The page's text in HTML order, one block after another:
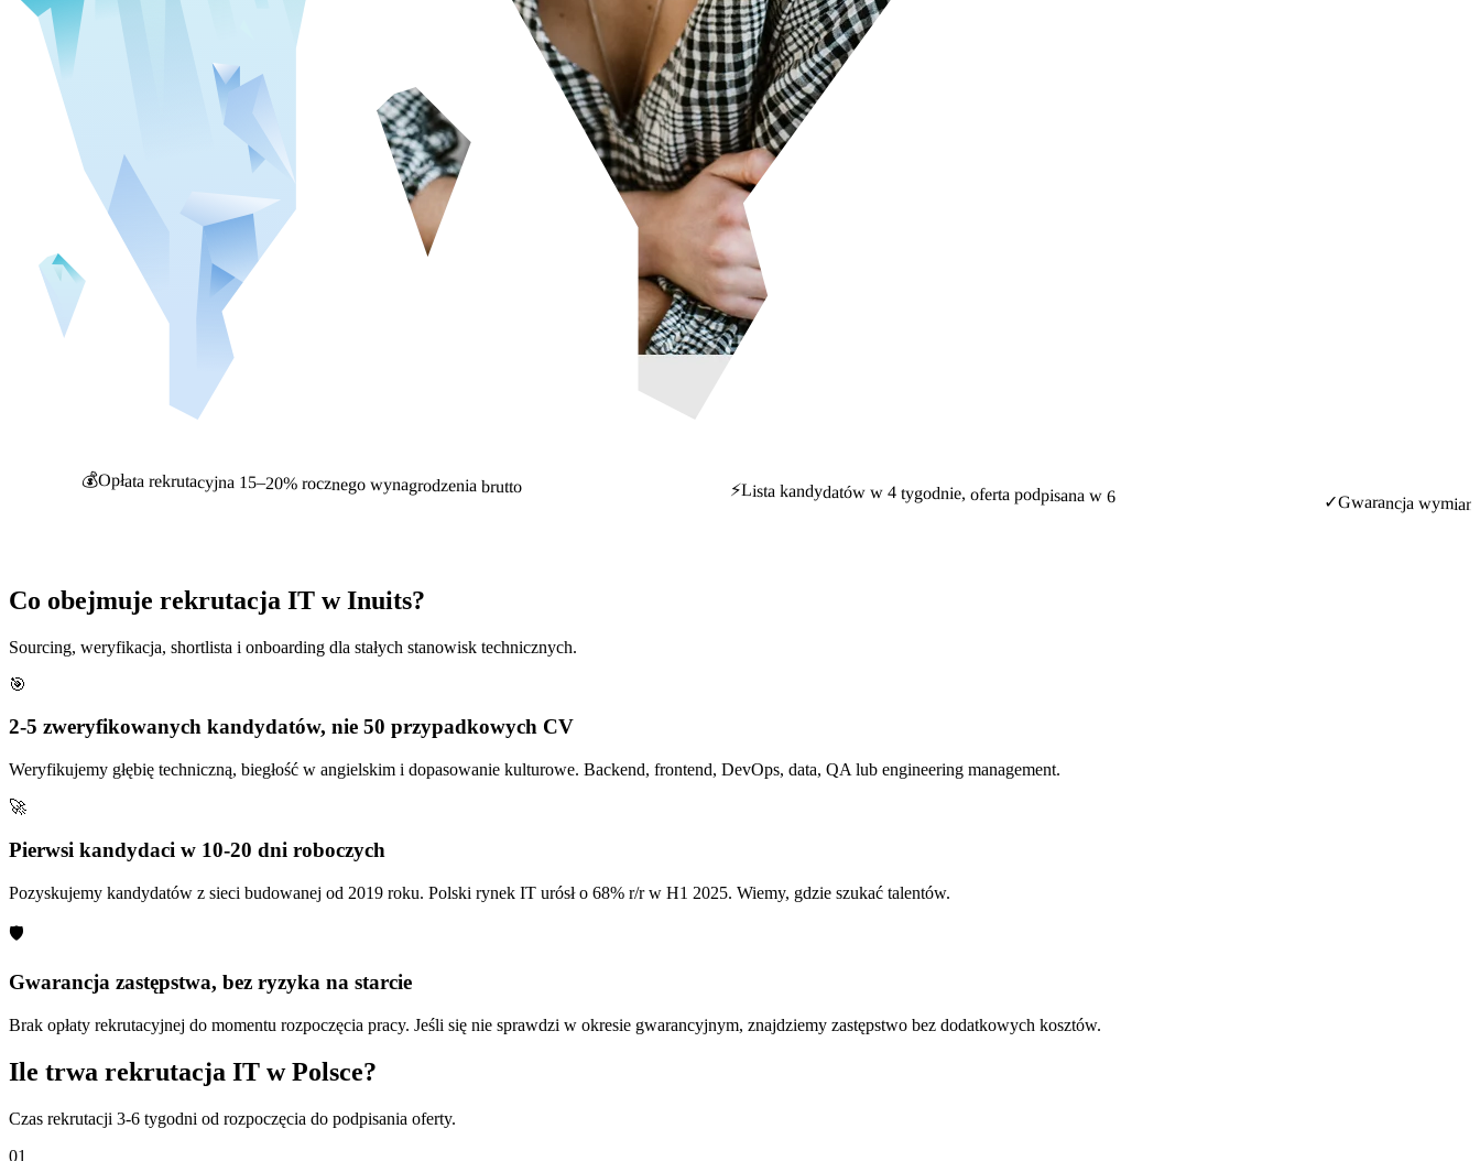
💰Opłata rekrutacyjna 15–20% rocznego wynagrodzenia brutto ⚡Lista kandydatów w 4 tygodnie, oferta podpisana w 6 ✓Gwarancja
Co obejmuje rekrutacja IT w Inuits?
Sourcing, weryfikacja, shortlista i onboarding dla stałych stanowisk technicznych.
🎯
2-5 zweryfikowanych kandydatów, nie 50 przypadkowych CV
Weryfikujemy głębię techniczną, biegłość w angielskim i dopasowanie kulturowe. Backend, frontend, DevOps, data, QA lub engineering management.
🚀
Pierwsi kandydaci w 10-20 dni roboczych
Pozyskujemy kandydatów z sieci budowanej od 2019 roku. Polski rynek IT urósł o 68% r/r w H1 2025. Wiemy, gdzie szukać talentów.
🛡️
Gwarancja zastępstwa, bez ryzyka na starcie
Brak opłaty rekrutacyjnej do momentu rozpoczęcia pracy. Jeśli się nie sprawdzi w okresie gwarancyjnym, znajdziemy zastępstwo bez dodatkowych kosztów.
Ile trwa rekrutacja IT w Polsce?
Czas rekrutacji 3-6 tygodni od rozpoczęcia do podpisania oferty.
01